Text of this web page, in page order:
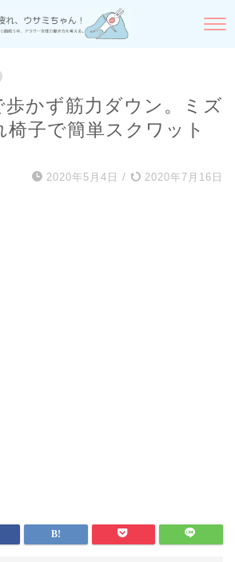
かず筋力ダウン。ミズ
椅子で簡単スクワット
2020年5月4日 / 2020年7月16日